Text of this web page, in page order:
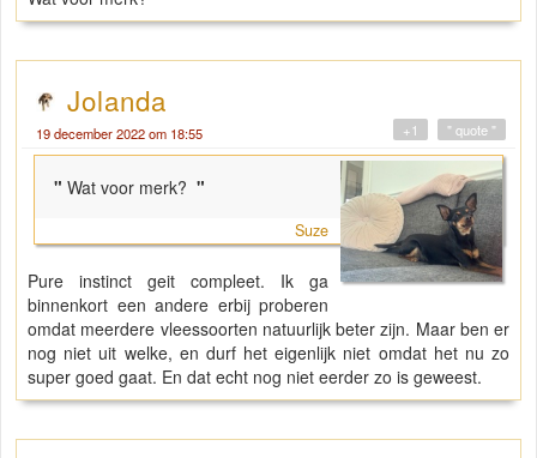
Jolanda
19 december 2022 om 18:55 " quote "
+1
" Wat voor merk? "
Suze
Pure instinct geit compleet. Ik ga
binnenkort een andere erbij proberen
omdat meerdere vleessoorten natuurlijk beter zijn. Maar ben er
nog niet uit welke, en durf het eigenlijk niet omdat het nu zo
super goed gaat. En dat echt nog niet eerder zo is geweest.